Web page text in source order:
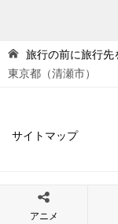
旅行の前に旅行先
東京都（清瀬市）
サイトマップ
© 2019 旅行の前に旅行
アニメ